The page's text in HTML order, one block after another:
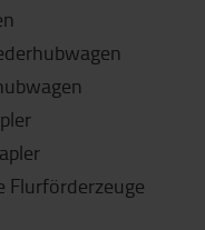
Flurförderzeuge